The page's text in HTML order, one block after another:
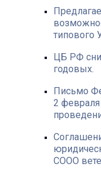
типового
ЦБ РФ
годовых.
Письмо
2
СООО